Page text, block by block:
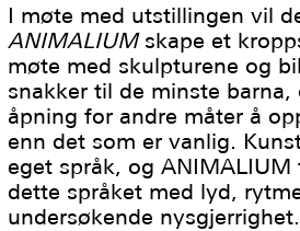
I møte med utstillingen vil
ANIMALIUM skape et
møte med skulpturene og
snakker til de minste
åpning for andre måter å
enn det som er vanlig.
eget språk, og ANIMALIUM
dette språket med lyd,
undersøkende nysgjerrighet.